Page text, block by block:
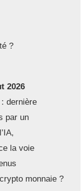
?
2026
dernière
par un
la voie
monnaie ?